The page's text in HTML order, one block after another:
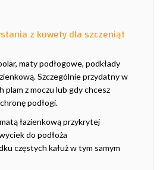
z kuwety dla szczeniąt
maty podłogowe, podkłady
Szczególnie przydatny w
plam z moczu lub gdy chcesz
podłogi.
łazienkową przykrytej
do podłoża
częstych kałuż w tym samym